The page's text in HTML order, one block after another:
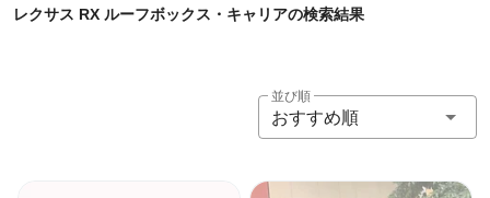
レクサス RX ルーフボックス・キャリアの検索結果
並び順
おすすめ順